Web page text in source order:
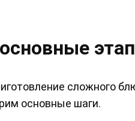
сложного
основные шаги.